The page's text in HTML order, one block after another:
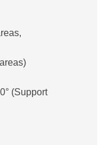
(Support